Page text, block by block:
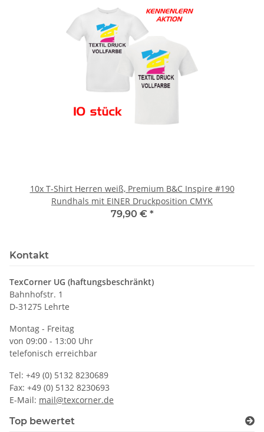
10x T-Shirt Herren weiß, Premium B&C Inspire #190
Rundhals mit EINER Druckposition CMYK
79,90 € *
Kontakt
TexCorner UG (haftungsbeschränkt)
Bahnhofstr. 1
D-31275 Lehrte
Montag - Freitag
von 09:00 - 13:00 Uhr
telefonisch erreichbar
Tel: +49 (0) 5132 8230689
Fax: +49 (0) 5132 8230693
E-Mail: mail@texcorner.de
Top bewertet